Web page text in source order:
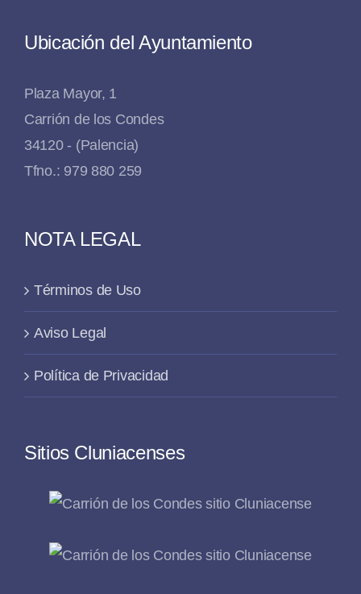
Ubicación del Ayuntamiento
Plaza Mayor, 1
Carrión de los Condes
34120 - (Palencia)
Tfno.: 979 880 259
NOTA LEGAL
Términos de Uso
Aviso Legal
Política de Privacidad
Sitios Cluniacenses